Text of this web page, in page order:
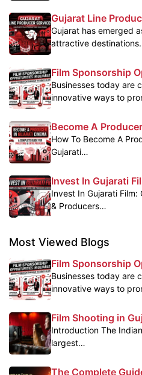
Gujarat Line
Film Production
Gujarat has emerged
attractive
Film Sponsorship
Powerful
Businesses today are
innovative ways to
Become A
How To Become A
Gujarati…
Invest In Gujarati
Invest In Gujarati Film:
& Producers…
Most Viewed Blogs
Film Sponsorship
Powerful
Businesses today are
innovative ways to
Film Shooting in
Subsidy & Profit
Introduction The
largest…
The Complete